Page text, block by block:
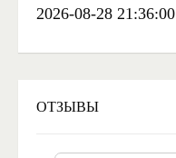
2026-08-28 21:36:00
ОТЗЫВЫ